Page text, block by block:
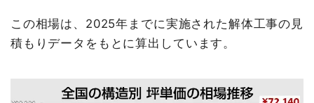
この相場は、2025年までに実施された解体工事の見
積もりデータをもとに算出しています。